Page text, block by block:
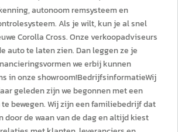
autonoom remsysteem en
Als je wilt, kun je al snel
Corolla Cross. Onze verkoopadviseurs
auto te laten zien. Dan leggen ze je
we erbij kunnen
in onze showroom!BedrijfsinformatieWij
geleden zijn we begonnen met een
bewegen. Wij zijn een familiebedrijf dat
door de waan van de dag en altijd kiest